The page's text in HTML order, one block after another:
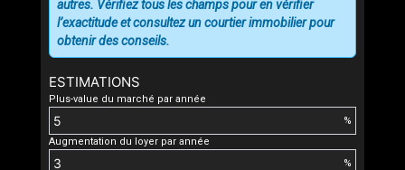
ESTIMATIONS
Plus-value du marché par année
%
Augmentation du loyer par année
%
autres. Vérifiez tous les champs pour en vérifier
l’exactitude et consultez un courtier immobilier pour
obtenir des conseils.